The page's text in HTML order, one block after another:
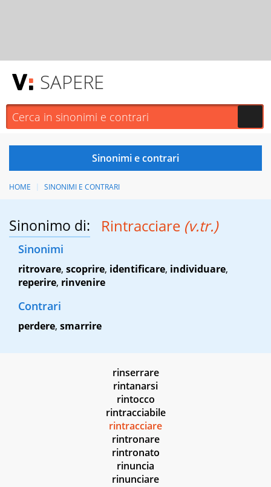
SAPERE
HOME SINONIMI E CONTRARI
Sinonimo di: Rintracciare (v.tr.)
Sinonimi
ritrovare, scoprire, identificare, individuare,
reperire, rinvenire
Contrari
perdere, smarrire
rinserrare
rintanarsi
rintocco
rintracciabile
rintracciare
rintronare
rintronato
rinuncia
rinunciare